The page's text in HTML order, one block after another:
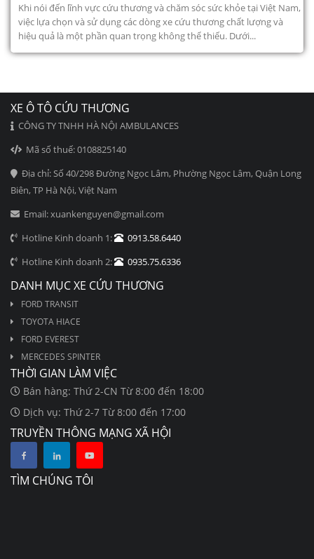
Khi nói đến lĩnh vực cứu thương và chăm sóc sức khỏe tại Việt Nam,
việc lựa chọn và sử dụng các dòng xe cứu thương chất lượng và
hiệu quả là một phần quan trọng không thể thiếu. Dưới...
XE Ô TÔ CỨU THƯƠNG
CÔNG TY TNHH HÀ NỘI AMBULANCES
Mã số thuế: 0108825140
Địa chỉ: Số 40/298 Đường Ngọc Lâm, Phường Ngọc Lâm, Quận Long
Biên, TP Hà Nội, Việt Nam
Email: xuankenguyen@gmail.com
Hotline Kinh doanh 1:
0913.58.6440
Hotline Kinh doanh 2:
0935.75.6336
DANH MỤC XE CỨU THƯƠNG
FORD TRANSIT
TOYOTA HIACE
FORD EVEREST
MERCEDES SPINTER
THỜI GIAN LÀM VIỆC
Bán hàng: Thứ 2-CN Từ 8:00 đến 18:00
Dịch vụ: Thứ 2-7 Từ 8:00 đến 17:00
TRUYỀN THÔNG MẠNG XÃ HỘI
TÌM CHÚNG TÔI